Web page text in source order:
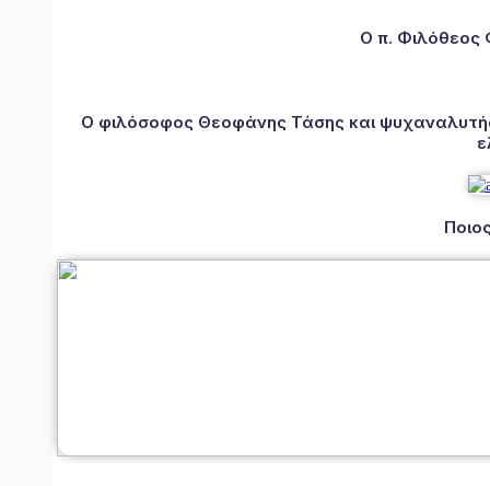
Ο π. Φιλόθεος
Ο φιλόσοφος Θεοφάνης Τάσης και